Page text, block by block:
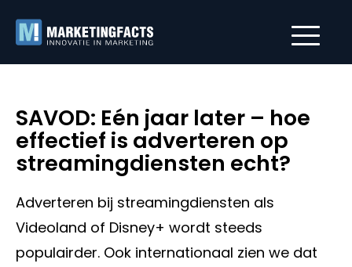
SAVOD: Eén jaar later – hoe
effectief is adverteren op
streamingdiensten echt?
Adverteren bij streamingdiensten als
Videoland of Disney+ wordt steeds
populairder. Ook internationaal zien we dat